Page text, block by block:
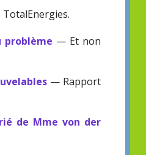
problème — Et non
— Rapport
de Mme von der